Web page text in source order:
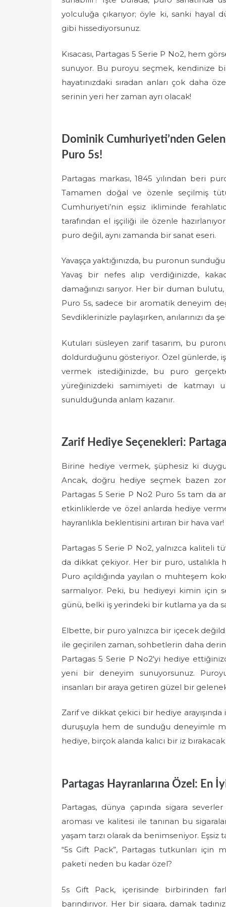
yolculuğa çıkarıyor; öyle ki, sanki hayal
gibi hissediyorsunuz.
Kısacası, Partagas 5 Serie P No2, hem
sunuyor. Bu puroyu seçmek, kendinize
hayatınızdaki sıradan anları çok daha
serinin yeri her zaman ayrı olacak!
Dominik Cumhuriyeti’nden
Puro 5s!
Partagas markası, 1845 yılından beri
Tamamen doğal ve özenle seçilmiş
Cumhuriyeti’nin eşsiz ikliminde
tarafından el işçiliği ile özenle
puro değil, aynı zamanda bir sanat eseri.
Yavaşça yaktığınızda, bu puronun
Yavaş bir nefes alıp verdiğinizde,
damağınızı sarıyor. Her bir duman
Puro 5s, sadece bir aromatik deneyim
Sevdiklerinizle paylaşırken, anılarınızı da
Kutuları süsleyen zarif tasarım, bu
doldurduğunu gösteriyor. Özel günlerde,
vermek istediğinizde, bu puro
yüreğinizdeki samimiyeti de katmayı
sunulduğunda anlam kazanır.
Zarif Hediye Seçenekleri:
Birine hediye vermek, şüphesiz ki
Ancak, doğru hediye seçmek bazen
Partagas 5 Serie P No2 Puro 5s tam da
etkinliklerde ve özel anlarda hediye
hayranlıkla beklentisini artıran bir hava var!
Partagas 5 Serie P No2, yalnızca kaliteli
da dikkat çekiyor. Her bir puro, ustalıkla
Puro açıldığında yayılan o muhteşem
sarmalıyor. Peki, bu hediyeyi kimin için
günü, belki iş yerindeki bir kutlama ya da
Elbette, bir puro yalnızca bir içecek
ile geçirilen zaman, sohbetlerin daha derin,
Partagas 5 Serie P No2'yi hediye
yeni bir deneyim sunuyorsunuz.
insanları bir araya getiren güzel bir
Zarif ve dikkat çekici bir hediye
duruşuyla hem de sunduğu deneyimle
hediye, birçok alanda kalıcı bir iz
Partagas Hayranlarına Özel: En
Partagas, dünya çapında sigara
aroması ve kalitesi ile tanınan bu
yaşam tarzı olarak da benimseniyor.
“5s Gift Pack”, Partagas tutkunları
paketi neden bu kadar özel?
5s Gift Pack, içerisinde birbirinden
barındırıyor. Her bir sigara, damak